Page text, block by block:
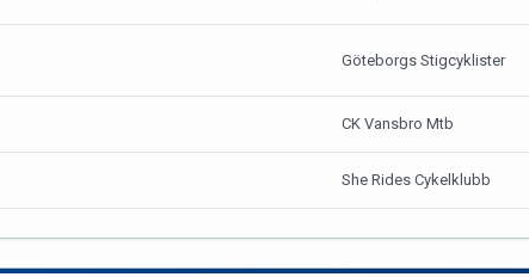
Göteborgs Stigcyklister
CK Vansbro Mtb
She Rides Cykelklubb